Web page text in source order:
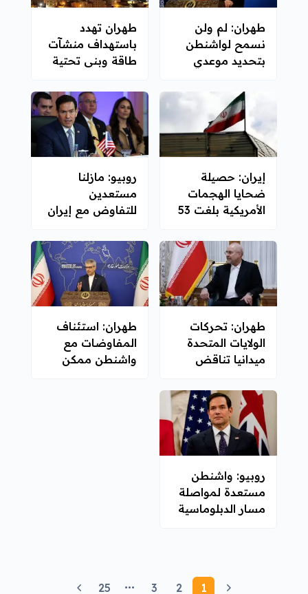
طهران: لم ولن
نسمح لواشنطن
بتحديد موعدي
طهران تهدد
باستهداف منشآت
طاقة وبنى تحتية
الأمريكية
إيران: حصيلة
ضحايا الهجمات
الأمريكية بلغت 53
روبيو: مازلنا
مستعدين
للتفاوض مع إيران
طهران: تحركات
الولايات المتحدة
ميدانيا تناقض
للتهدئة
طهران: استئناف
المفاوضات مع
واشنطن ممكن
روبيو: واشنطن
مستعدة لمواصلة
مسار الدبلوماسية
1
2
3
25